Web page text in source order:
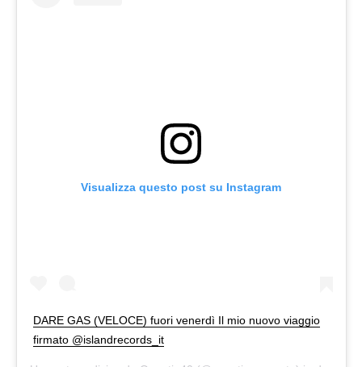
Visualizza questo post su Instagram
DARE GAS (VELOCE) fuori venerdì Il mio nuovo viaggio
firmato @islandrecords_it